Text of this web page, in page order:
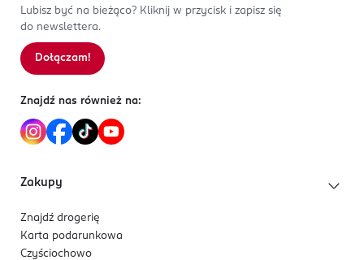
1
0%
Sortowanie wg
Lubisz być na bieżąco? Kliknij w przycisk i zapisz się
do newslettera.
Dołączam!
Znajdź nas również na:
Zakupy
Znajdź drogerię
Karta podarunkowa
Czyściochowo